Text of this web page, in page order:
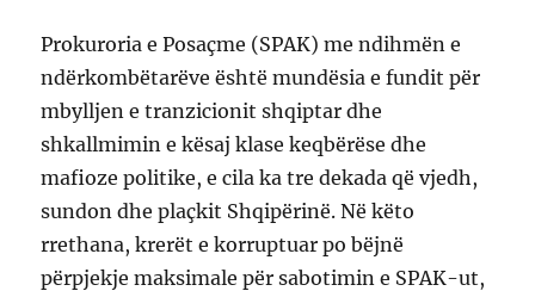
Prokuroria e Posaçme (SPAK) me ndihmën e
ndërkombëtarëve është mundësia e fundit për
mbylljen e tranzicionit shqiptar dhe
shkallmimin e kësaj klase keqbërëse dhe
mafioze politike, e cila ka tre dekada që vjedh,
sundon dhe plaçkit Shqipërinë. Në këto
rrethana, krerët e korruptuar po bëjnë
përpjekje maksimale për sabotimin e SPAK-ut,